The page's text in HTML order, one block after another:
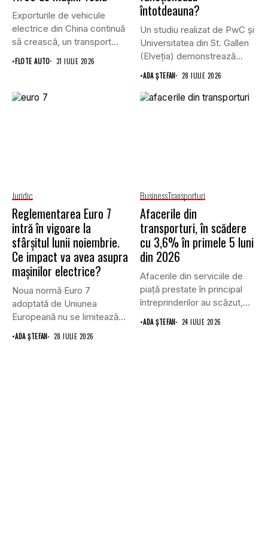
Exporturile de vehicule
electrice din China continuă
să crească, un transport
record...
•FLOTE AUTO 31 IULIE 2026
întotdeauna?
Un studiu realizat de PwC și
Universitatea din St. Gallen
(Elveția) demonstrează...
•ADA ȘTEFAN 28 IULIE 2026
Juridic
Reglementarea Euro 7
intră în vigoare la
sfârșitul lunii noiembrie.
Ce impact va avea asupra
mașinilor electrice?
Noua normă Euro 7
adoptată de Uniunea
Europeană nu se limitează
doar...
•ADA ȘTEFAN 28 IULIE 2026
BusinessTransporturi
Afacerile din
transporturi, în scădere
cu 3,6% în primele 5 luni
din 2026
Afacerile din serviciile de
piaţă prestate în principal
întreprinderilor au scăzut,
în...
•ADA ȘTEFAN 24 IULIE 2026